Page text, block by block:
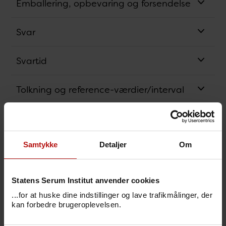
Samtykke Detaljer Om
Statens Serum Institut anvender cookies
...for at huske dine indstillinger og lave trafikmålinger, der
kan forbedre brugeroplevelsen.
Emballering, opbevaring og forsendelse
Svar
Svartid
Tolkning og reference-værdier/interval
Bestillingskode
Svarkode
Pris